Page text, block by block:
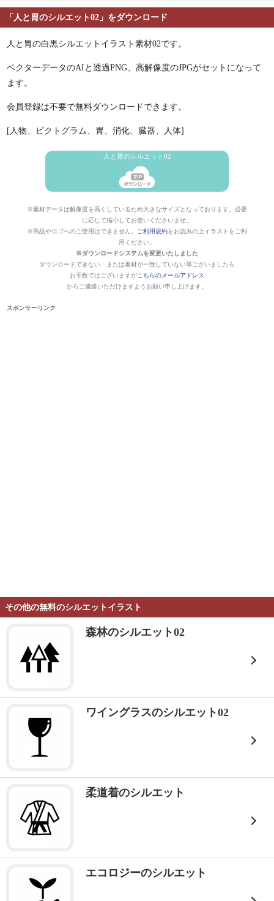
「人と胃のシルエット02」をダウンロード
人と胃の白黒シルエットイラスト素材02です。
ベクターデータのAIと透過PNG、高解像度のJPGがセットになって
ます。
会員登録は不要で無料ダウンロードできます。
[人物、ピクトグラム、胃、消化、臓器、人体]
人と胃のシルエット02
※素材データは解像度を高くしているため大きなサイズとなっております。必要
に応じて縮小してお使いくださいませ。
※商品やロゴへのご使用はできません。
ご利用規約をお読みの上イラストをご利
用ください。
※ダウンロードシステムを変更いたしました
ダウンロードできない、または素材が一致していない等ございましたら
お手数ではございますがこちらのメールアドレス
からご連絡いただけますようお願い申し上げます。
スポンサーリンク
その他の無料のシルエットイラスト
森林のシルエット02
ワイングラスのシルエット02
柔道着のシルエット
エコロジーのシルエット